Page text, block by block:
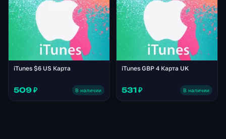
iTunes $6 US Карта
509 ₽ В наличии
iTunes GBP 4 Карта UK
531 ₽ В наличии